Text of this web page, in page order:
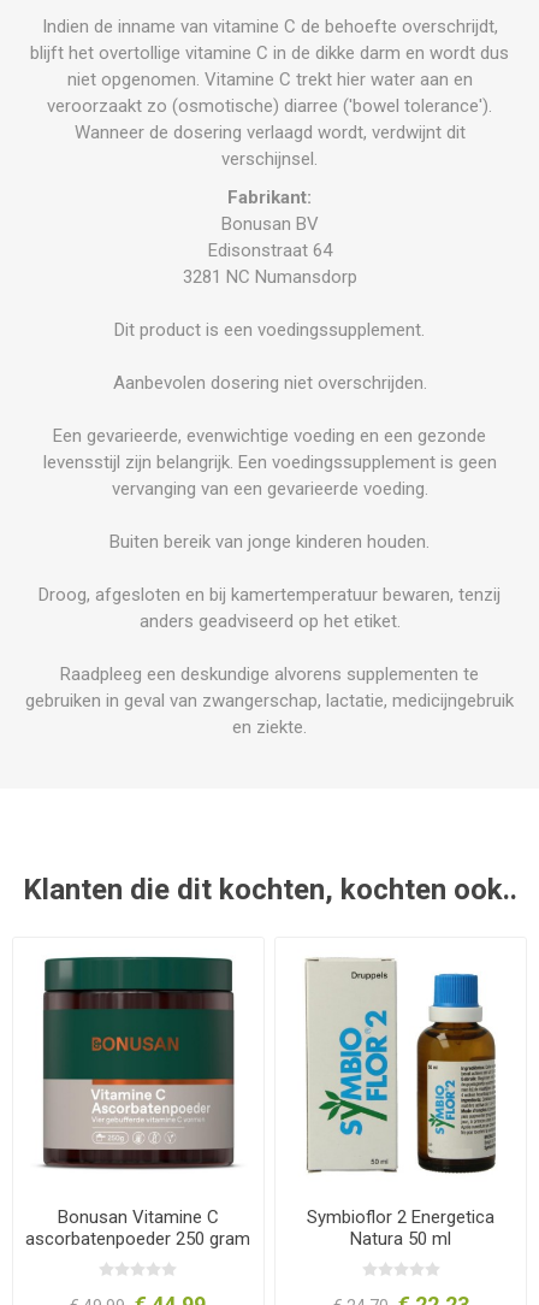
Indien de inname van vitamine C de behoefte overschrijdt,
blijft het overtollige vitamine C in de dikke darm en wordt dus
niet opgenomen. Vitamine C trekt hier water aan en
veroorzaakt zo (osmotische) diarree ('bowel tolerance').
Wanneer de dosering verlaagd wordt, verdwijnt dit
verschijnsel.
Fabrikant:
Bonusan BV
Edisonstraat 64
3281 NC Numansdorp
Dit product is een voedingssupplement.
Aanbevolen dosering niet overschrijden.
Een gevarieerde, evenwichtige voeding en een gezonde
levensstijl zijn belangrijk. Een voedingssupplement is geen
vervanging van een gevarieerde voeding.
Buiten bereik van jonge kinderen houden.
Droog, afgesloten en bij kamertemperatuur bewaren, tenzij
anders geadviseerd op het etiket.
Raadpleeg een deskundige alvorens supplementen te
gebruiken in geval van zwangerschap, lactatie, medicijngebruik
en ziekte.
Klanten die dit kochten, kochten ook..
Bonusan Vitamine C
ascorbatenpoeder 250 gram
Symbioflor 2 Energetica
Natura 50 ml